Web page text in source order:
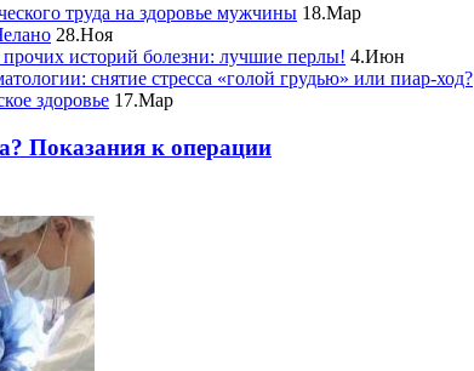
труда на здоровье мужчины 18.Мар
28.Ноя
историй болезни: лучшие перлы! 4.Июн
снятие стресса «голой грудью» или пиар-ход?
здоровье 17.Мар
Показания к операции